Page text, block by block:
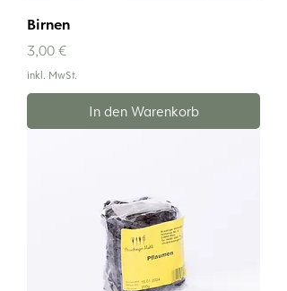
Birnen
Preis
3,00 €
inkl. MwSt.
In den Warenkorb